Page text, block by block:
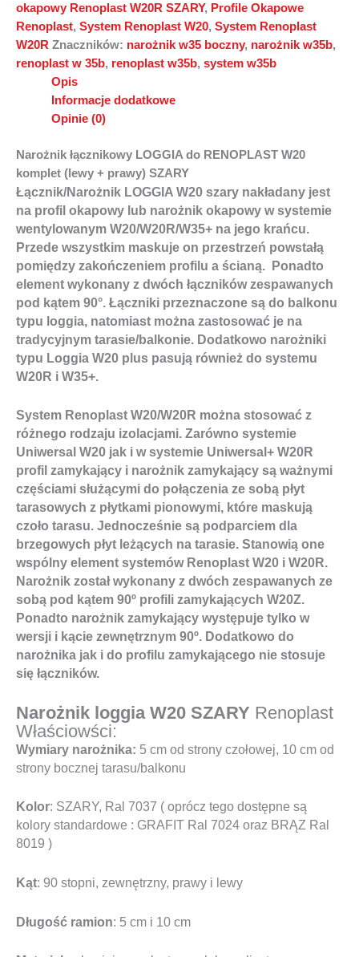
okapowy Renoplast W20R SZARY, Profile Okapowe
Renoplast, System Renoplast W20, System Renoplast
W20R Znaczników: narożnik w35 boczny, narożnik w35b,
renoplast w 35b, renoplast w35b, system w35b
Opis
Informacje dodatkowe
Opinie (0)
Narożnik łącznikowy LOGGIA do RENOPLAST W20
komplet (lewy + prawy) SZARY
Łącznik/Narożnik LOGGIA W20 szary nakładany jest
na profil okapowy lub narożnik okapowy w systemie
wentylowanym W20/W20R/W35+ na jego krańcu.
Przede wszystkim maskuje on przestrzeń powstałą
pomiędzy zakończeniem profilu a ścianą. Ponadto
element wykonany z dwóch łączników zespawanych
pod kątem 90°. Łączniki przeznaczone są do balkonu
typu loggia, natomiast można zastosować je na
tradycyjnym tarasie/balkonie. Dodatkowo narożniki
typu Loggia W20 plus pasują również do systemu
W20R i W35+.
System Renoplast W20/W20R można stosować z
różnego rodzaju izolacjami. Zarówno systemie
Uniwersal W20 jak i w systemie Uniwersal+ W20R
profil zamykający i narożnik zamykający są ważnymi
częściami służącymi do połączenia ze sobą płyt
tarasowych z płytkami pionowymi, które maskują
czoło tarasu. Jednocześnie są podparciem dla
brzegowych płyt leżących na tarasie. Stanowią one
wspólny element systemów Renoplast W20 i W20R.
Narożnik został wykonany z dwóch zespawanych ze
sobą pod kątem 90º profili zamykających W20Z.
Ponadto narożnik zamykający występuje tylko w
wersji i kącie zewnętrznym 90º. Dodatkowo do
narożnika jak i do profilu zamykającego nie stosuje
się łączników.
Narożnik loggia W20 SZARY Renoplast
Właściowści:
Wymiary narożnika: 5 cm od strony czołowej, 10 cm od
strony bocznej tarasu/balkonu
Kolor: SZARY, Ral 7037 ( oprócz tego dostępne są
kolory standardowe : GRAFIT Ral 7024 oraz BRĄZ Ral
8019 )
Kąt: 90 stopni, zewnętrzny, prawy i lewy
Długość ramion: 5 cm i 10 cm